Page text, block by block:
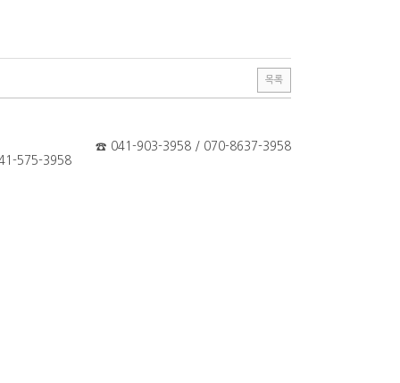
목록
☎ 041-903-3958 / 070-8637-3958
575-3958